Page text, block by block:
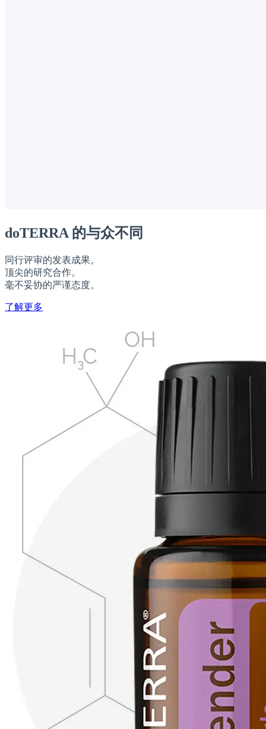
doTERRA 的与众不同
同行评审的发表成果。
顶尖的研究合作。
毫不妥协的严谨态度。
了解更多